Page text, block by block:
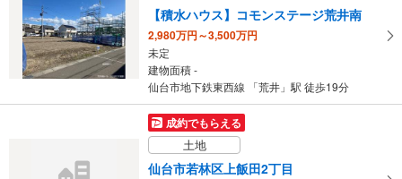
【積水ハウス】コモンステージ荒井南
2,980万円～3,500万円
未定
建物面積 -
仙台市地下鉄東西線 「荒井」駅 徒歩19分
成約でもらえる
土地
仙台市若林区上飯田2丁目